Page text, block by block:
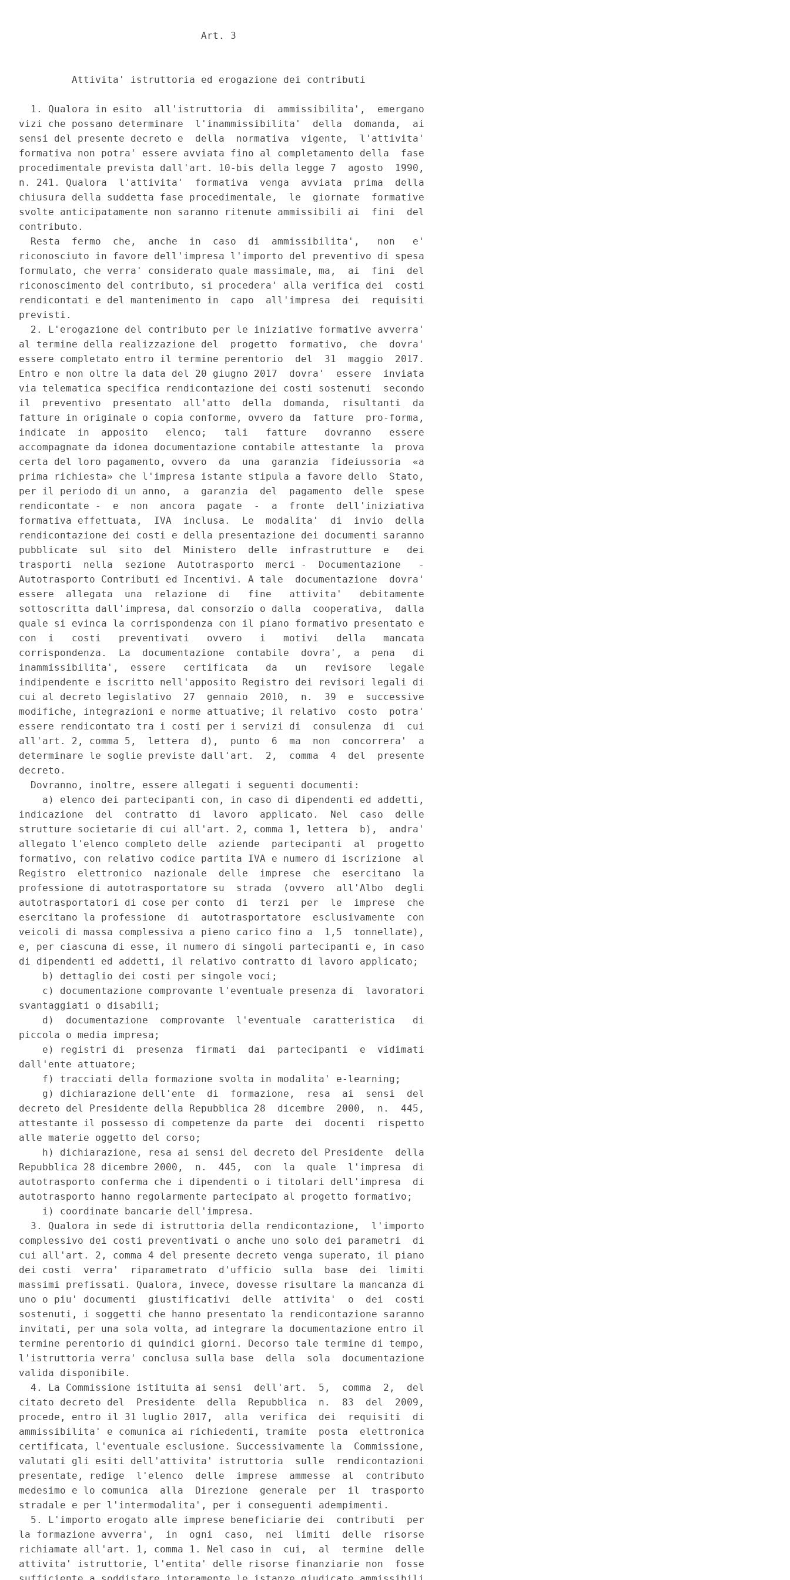
                               Art. 3
         Attivita' istruttoria ed erogazione dei contributi
  1. Qualora in esito  all'istruttoria  di  ammissibilita',  emergano
vizi che possano determinare  l'inammissibilita'  della  domanda,  ai
sensi del presente decreto e  della  normativa  vigente,  l'attivita'
formativa non potra' essere avviata fino al completamento della  fase
procedimentale prevista dall'art. 10-bis della legge 7  agosto  1990,
n. 241. Qualora  l'attivita'  formativa  venga  avviata  prima  della
chiusura della suddetta fase procedimentale,  le  giornate  formative
svolte anticipatamente non saranno ritenute ammissibili ai  fini  del
contributo.
  Resta  fermo  che,  anche  in  caso  di  ammissibilita',   non   e'
riconosciuto in favore dell'impresa l'importo del preventivo di spesa
formulato, che verra' considerato quale massimale, ma,  ai  fini  del
riconoscimento del contributo, si procedera' alla verifica dei  costi
rendicontati e del mantenimento in  capo  all'impresa  dei  requisiti
previsti.
  2. L'erogazione del contributo per le iniziative formative avverra'
al termine della realizzazione del  progetto  formativo,  che  dovra'
essere completato entro il termine perentorio  del  31  maggio  2017.
Entro e non oltre la data del 20 giugno 2017  dovra'  essere  inviata
via telematica specifica rendicontazione dei costi sostenuti  secondo
il  preventivo  presentato  all'atto  della  domanda,  risultanti  da
fatture in originale o copia conforme, ovvero da  fatture  pro-forma,
indicate  in  apposito   elenco;   tali   fatture   dovranno   essere
accompagnate da idonea documentazione contabile attestante  la  prova
certa del loro pagamento, ovvero  da  una  garanzia  fideiussoria  «a
prima richiesta» che l'impresa istante stipula a favore dello  Stato,
per il periodo di un anno,  a  garanzia  del  pagamento  delle  spese
rendicontate -  e  non  ancora  pagate  -  a  fronte  dell'iniziativa
formativa effettuata,  IVA  inclusa.  Le  modalita'  di  invio  della
rendicontazione dei costi e della presentazione dei documenti saranno
pubblicate  sul  sito  del  Ministero  delle  infrastrutture  e   dei
trasporti  nella  sezione  Autotrasporto  merci -  Documentazione   -
Autotrasporto Contributi ed Incentivi. A tale  documentazione  dovra'
essere  allegata  una  relazione  di   fine   attivita'   debitamente
sottoscritta dall'impresa, dal consorzio o dalla  cooperativa,  dalla
quale si evinca la corrispondenza con il piano formativo presentato e
con  i   costi   preventivati   ovvero   i   motivi   della   mancata
corrispondenza.  La  documentazione  contabile  dovra',  a  pena   di
inammissibilita',  essere   certificata   da   un   revisore   legale
indipendente e iscritto nell'apposito Registro dei revisori legali di
cui al decreto legislativo  27  gennaio  2010,  n.  39  e  successive
modifiche, integrazioni e norme attuative; il relativo  costo  potra'
essere rendicontato tra i costi per i servizi di  consulenza  di  cui
all'art. 2, comma 5,  lettera  d),  punto  6  ma  non  concorrera'  a
determinare le soglie previste dall'art.  2,  comma  4  del  presente
decreto.
  Dovranno, inoltre, essere allegati i seguenti documenti:
    a) elenco dei partecipanti con, in caso di dipendenti ed addetti,
indicazione  del  contratto  di  lavoro  applicato.  Nel  caso  delle
strutture societarie di cui all'art. 2, comma 1, lettera  b),  andra'
allegato l'elenco completo delle  aziende  partecipanti  al  progetto
formativo, con relativo codice partita IVA e numero di iscrizione  al
Registro  elettronico  nazionale  delle  imprese  che  esercitano  la
professione di autotrasportatore su  strada  (ovvero  all'Albo  degli
autotrasportatori di cose per conto  di  terzi  per  le  imprese  che
esercitano la professione  di  autotrasportatore  esclusivamente  con
veicoli di massa complessiva a pieno carico fino a  1,5  tonnellate),
e, per ciascuna di esse, il numero di singoli partecipanti e, in caso
di dipendenti ed addetti, il relativo contratto di lavoro applicato;
    b) dettaglio dei costi per singole voci;
    c) documentazione comprovante l'eventuale presenza di  lavoratori
svantaggiati o disabili;
    d)  documentazione  comprovante  l'eventuale  caratteristica   di
piccola o media impresa;
    e) registri di  presenza  firmati  dai  partecipanti  e  vidimati
dall'ente attuatore;
    f) tracciati della formazione svolta in modalita' e-learning;
    g) dichiarazione dell'ente  di  formazione,  resa  ai  sensi  del
decreto del Presidente della Repubblica 28  dicembre  2000,  n.  445,
attestante il possesso di competenze da parte  dei  docenti  rispetto
alle materie oggetto del corso;
    h) dichiarazione, resa ai sensi del decreto del Presidente  della
Repubblica 28 dicembre 2000,  n.  445,  con  la  quale  l'impresa  di
autotrasporto conferma che i dipendenti o i titolari dell'impresa  di
autotrasporto hanno regolarmente partecipato al progetto formativo;
    i) coordinate bancarie dell'impresa.
  3. Qualora in sede di istruttoria della rendicontazione,  l'importo
complessivo dei costi preventivati o anche uno solo dei parametri  di
cui all'art. 2, comma 4 del presente decreto venga superato, il piano
dei costi  verra'  riparametrato  d'ufficio  sulla  base  dei  limiti
massimi prefissati. Qualora, invece, dovesse risultare la mancanza di
uno o piu' documenti  giustificativi  delle  attivita'  o  dei  costi
sostenuti, i soggetti che hanno presentato la rendicontazione saranno
invitati, per una sola volta, ad integrare la documentazione entro il
termine perentorio di quindici giorni. Decorso tale termine di tempo,
l'istruttoria verra' conclusa sulla base  della  sola  documentazione
valida disponibile.
  4. La Commissione istituita ai sensi  dell'art.  5,  comma  2,  del
citato decreto del  Presidente  della  Repubblica  n.  83  del  2009,
procede, entro il 31 luglio 2017,  alla  verifica  dei  requisiti  di
ammissibilita' e comunica ai richiedenti, tramite  posta  elettronica
certificata, l'eventuale esclusione. Successivamente la  Commissione,
valutati gli esiti dell'attivita' istruttoria  sulle  rendicontazioni
presentate, redige  l'elenco  delle  imprese  ammesse  al  contributo
medesimo e lo comunica  alla  Direzione  generale  per  il  trasporto
stradale e per l'intermodalita', per i conseguenti adempimenti.
  5. L'importo erogato alle imprese beneficiarie dei  contributi  per
la formazione avverra',  in  ogni  caso,  nei  limiti  delle  risorse
richiamate all'art. 1, comma 1. Nel caso in  cui,  al  termine  delle
attivita' istruttorie, l'entita' delle risorse finanziarie non  fosse